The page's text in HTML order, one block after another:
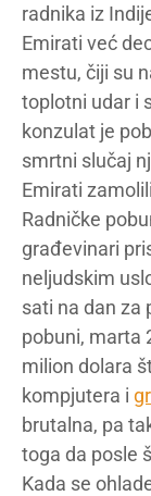
radnika iz
Emirati već
mestu, čiji su
toplotni udar i
konzulat je
smrtni slučaj
Emirati
Radničke
građevinari
neljudskim
sati na dan za
pobuni, marta
milion dolara
kompjutera i
brutalna, pa
toga da posle
Kada se